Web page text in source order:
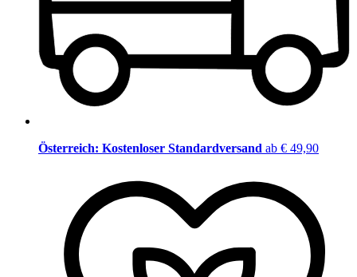
Österreich: Kostenloser Standardversand ab € 49,90